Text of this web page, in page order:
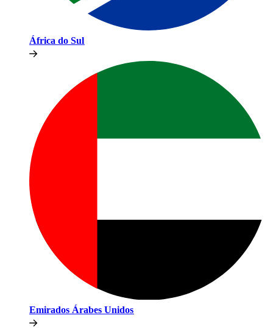
África do Sul​​
Emirados Árabes Unidos​​